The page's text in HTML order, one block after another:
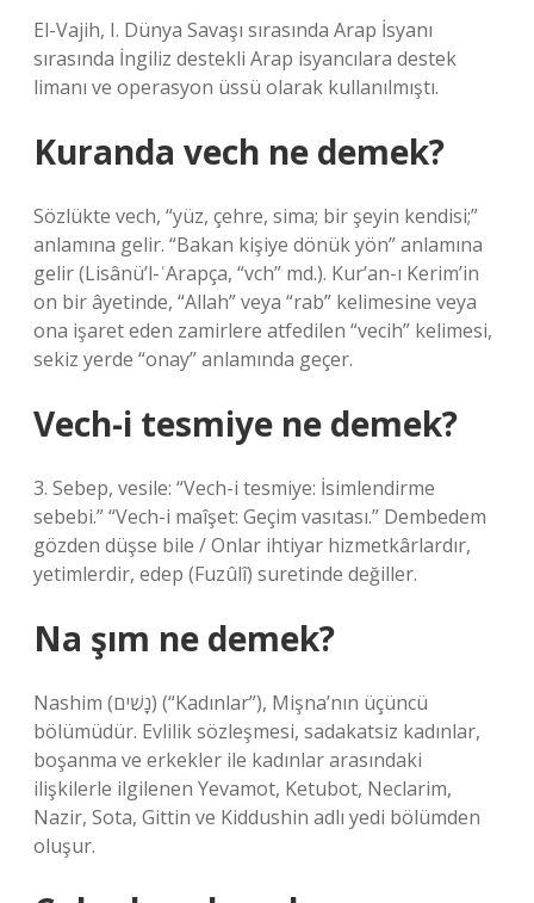
El-Vajih, I. Dünya Savaşı sırasında Arap İsyanı
sırasında İngiliz destekli Arap isyancılara destek
limanı ve operasyon üssü olarak kullanılmıştı.
Kuranda vech ne demek?
Sözlükte vech, “yüz, çehre, sima; bir şeyin kendisi;”
anlamına gelir. “Bakan kişiye dönük yön” anlamına
gelir (Lisânü’l-ʿArapça, “vch” md.). Kur’an-ı Kerim’in
on bir âyetinde, “Allah” veya “rab” kelimesine veya
ona işaret eden zamirlere atfedilen “vecih” kelimesi,
sekiz yerde “onay” anlamında geçer.
Vech-i tesmiye ne demek?
3. Sebep, vesile: “Vech-i tesmiye: İsimlendirme
sebebi.” “Vech-i maîşet: Geçim vasıtası.” Dembedem
gözden düşse bile / Onlar ihtiyar hizmetkârlardır,
yetimlerdir, edep (Fuzûlî) suretinde değiller.
Na şım ne demek?
Nashim (נָשִׁים‎) (“Kadınlar”), Mişna’nın üçüncü
bölümüdür. Evlilik sözleşmesi, sadakatsiz kadınlar,
boşanma ve erkekler ile kadınlar arasındaki
ilişkilerle ilgilenen Yevamot, Ketubot, Neclarim,
Nazir, Sota, Gittin ve Kiddushin adlı yedi bölümden
oluşur.